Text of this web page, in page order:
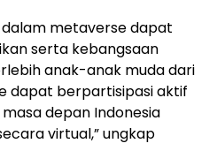
dalam metaverse dapat
serta kebangsaan
anak-anak muda dari
dapat berpartisipasi aktif
depan Indonesia
virtual,” ungkap